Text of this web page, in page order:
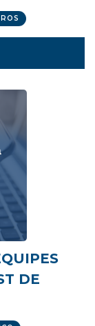
DE